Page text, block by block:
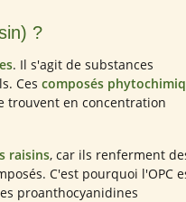
?
. Il s'agit de substances
Ces composés
trouvent en concentration
raisins, car ils renferment
C'est pourquoi l'OPC
proanthocyanidines